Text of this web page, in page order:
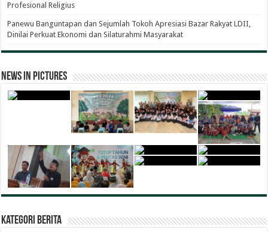
Profesional Religius
Panewu Banguntapan dan Sejumlah Tokoh Apresiasi Bazar Rakyat LDII,
Dinilai Perkuat Ekonomi dan Silaturahmi Masyarakat
News in Pictures
Kategori Berita